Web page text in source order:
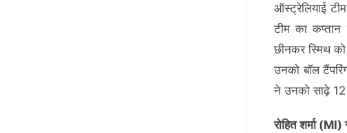
ऑस्ट्रेलियाई
टीम का कप्तान
छीनकर स्मिथ
उनको बॉल
ने उनको साढ़े 12
रोहित शर्मा